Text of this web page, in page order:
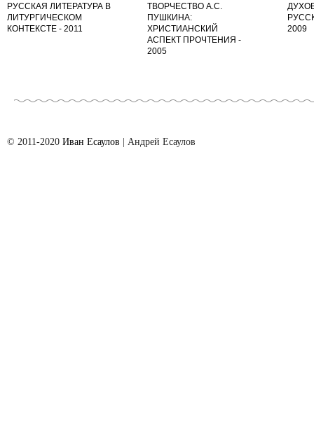
РУССКАЯ ЛИТЕРАТУРА В
ЛИТУРГИЧЕСКОМ
КОНТЕКСТЕ - 2011
ТВОРЧЕСТВО А.С.
ПУШКИНА:
ХРИСТИАНСКИЙ
АСПЕКТ ПРОЧТЕНИЯ -
2005
2009
© 2011-2020 Иван Есаулов | Aндрей Есаулов